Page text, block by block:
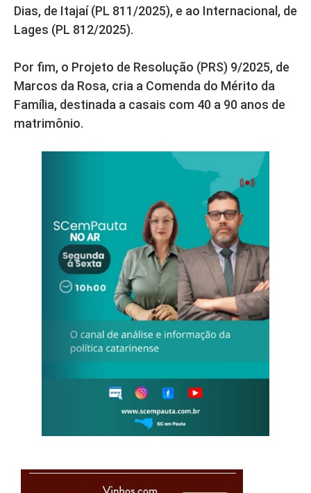
Dias, de Itajaí (PL 811/2025), e ao Internacional, de
Lages (PL 812/2025).
Por fim, o Projeto de Resolução (PRS) 9/2025, de
Marcos da Rosa, cria a Comenda do Mérito da
Família, destinada a casais com 40 a 90 anos de
matrimônio.